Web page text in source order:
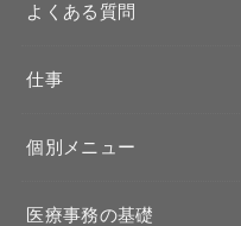
よくある質問
仕事
個別メニュー
医療事務の基礎